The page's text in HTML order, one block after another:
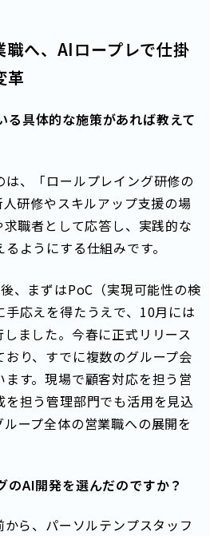
職へ、AIロープレで仕掛
革
る具体的な施策があれば教えて
、「ロールプレイング研修の
研修やスキルアップ支援の場
職者として応答し、実践的な
ようにする仕組みです。
、まずはPoC（実現可能性の検
応えを得たうえで、10月には
ました。今春に正式リリース
り、すでに複数のグループ会
す。現場で顧客対応を担う営
担う管理部門でも活用を見込
ープ全体の営業職への展開を
のAI開発を選んだのですか？
ら、パーソルテンプスタッフ